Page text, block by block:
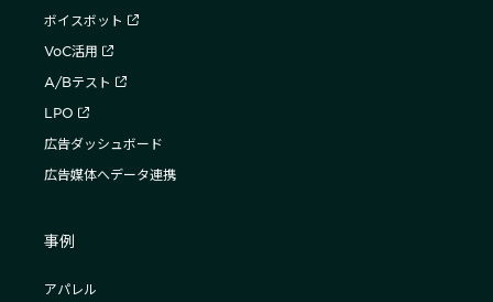
ボイスボット
VoC活用
A/Bテスト
LPO
広告ダッシュボード
広告媒体へデータ連携
事例
アパレル